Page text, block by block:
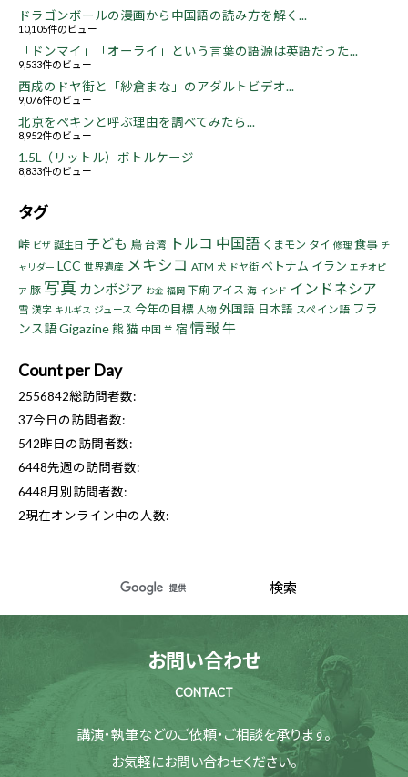
ドラゴンボールの漫画から中国語の読み方を解く...
10,105件のビュー
「ドンマイ」「オーライ」という言葉の語源は英語だった...
9,533件のビュー
西成のドヤ街と「紗倉まな」のアダルトビデオ...
9,076件のビュー
北京をペキンと呼ぶ理由を調べてみたら...
8,952件のビュー
1.5L（リットル）ボトルケージ
8,833件のビュー
タグ
峠 ビザ 誕生日 子ども 鳥 台湾 トルコ 中国語 くまモン タイ 修理 食事 チ
ャリダー LCC 世界遺産 メキシコ ATM 犬 ドヤ街 ベトナム イラン エチオピ
ア 豚 写真 カンボジア お金 福岡 下痢 アイス 海 インド インドネシア
雪 漢字 キルギス ジュース 今年の目標 人物 外国語 日本語 スペイン語 フラ
ンス語Gigazine熊猫 中国 羊 宿 情報 牛
Count per Day
2556842総訪問者数:
37今日の訪問者数:
542昨日の訪問者数:
6448先週の訪問者数:
6448月別訪問者数:
2現在オンライン中の人数:
お問い合わせ
CONTACT
講演・執筆などのご依頼・ご相談を承ります。
お気軽にお問い合わせください。